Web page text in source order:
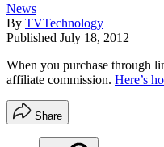
News
By TVTechnology
Published July 18, 2012
When you purchase through
affiliate commission. Here’s
Share